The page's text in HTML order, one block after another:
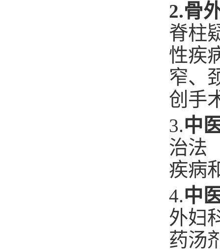
2.骨
脊柱
性疾
窄、
创手
3.中
治法
疾病
4.中
外妇
药汤